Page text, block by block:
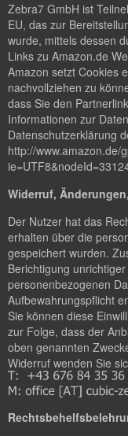
Zebra7 GmbH ist
EU, das zur
wurde, mittels dessen
Links zu Amazon.de
Amazon setzt Cookies
nachvollziehen zu
dass Sie den
Informationen zur
Datenschutzerklärung
http://www.amazon.de/
Widerruf,
Der Nutzer hat das
erhalten über die
gespeichert wurden.
Berichtigung
personenbezogenen
Aufbewahrungspflicht
Sie können diese
zur Folge, dass der
oben genannten
Widerruf wenden Sie